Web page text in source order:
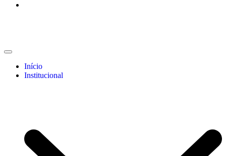
Início
Institucional